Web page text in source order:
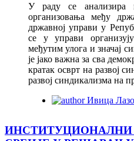
У раду се анализира
организовања међу
државној управи у
се у управи
међутим улога и значај
је јако важна за сва
кратак осврт на развој
развој синдикализма на
Ивица